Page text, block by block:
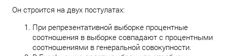
Он строится на двух постулатах:
При репрезентативной выборке процентные
соотношения в выборке совпадают с процентными
соотношениями в генеральной совокупности.